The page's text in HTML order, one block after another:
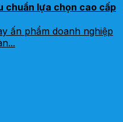
chuẩn lựa chọn cao cấp
ấn phẩm doanh nghiệp